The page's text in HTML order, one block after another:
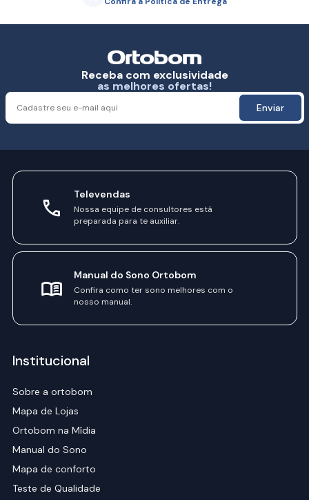
Anterior
Receba com exclusividade
as melhores ofertas!
Enviar
Televendas
Nossa equipe de consultores está
preparada para te auxiliar.
Manual do Sono Ortobom
Confira como ter sono melhores com o
nosso manual.
Institucional
Sobre a ortobom
Mapa de Lojas
Ortobom na Mídia
Manual do Sono
Mapa de conforto
Teste de Qualidade